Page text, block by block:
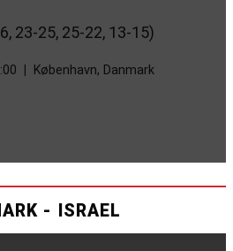
23-25, 25-22, 13-15)
København, Danmark
- ISRAEL